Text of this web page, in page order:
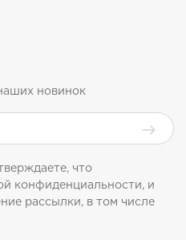
новинок
что
конфиденциальности, и
рассылки, в том числе